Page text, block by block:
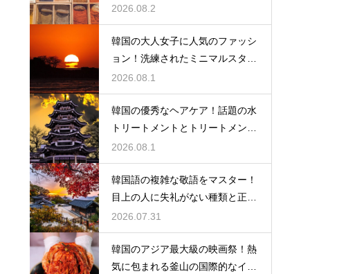
い探し方
2026.08.2
韓国の大人女子に人気のファッシ
ョン！洗練されたミニマルスタイ
ルの特徴
2026.08.1
韓国の優秀なヘアケア！話題の水
トリートメントとトリートメント
の使い分け
2026.08.1
韓国語の複雑な敬語をマスター！
目上の人に失礼がない種類と正し
い使い分け
2026.07.31
韓国のアジア最大級の映画祭！熱
気に包まれる釜山の国際的なイベ